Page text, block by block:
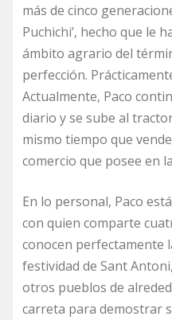
más de cinco
Puchichi’, hecho que le
ámbito agrario del
perfección.
Actualmente, Paco
diario y se sube al
mismo tiempo que
comercio que posee en
En lo personal, Paco
con quien comparte
conocen perfectamente
festividad de Sant
otros pueblos de
carreta para demostrar